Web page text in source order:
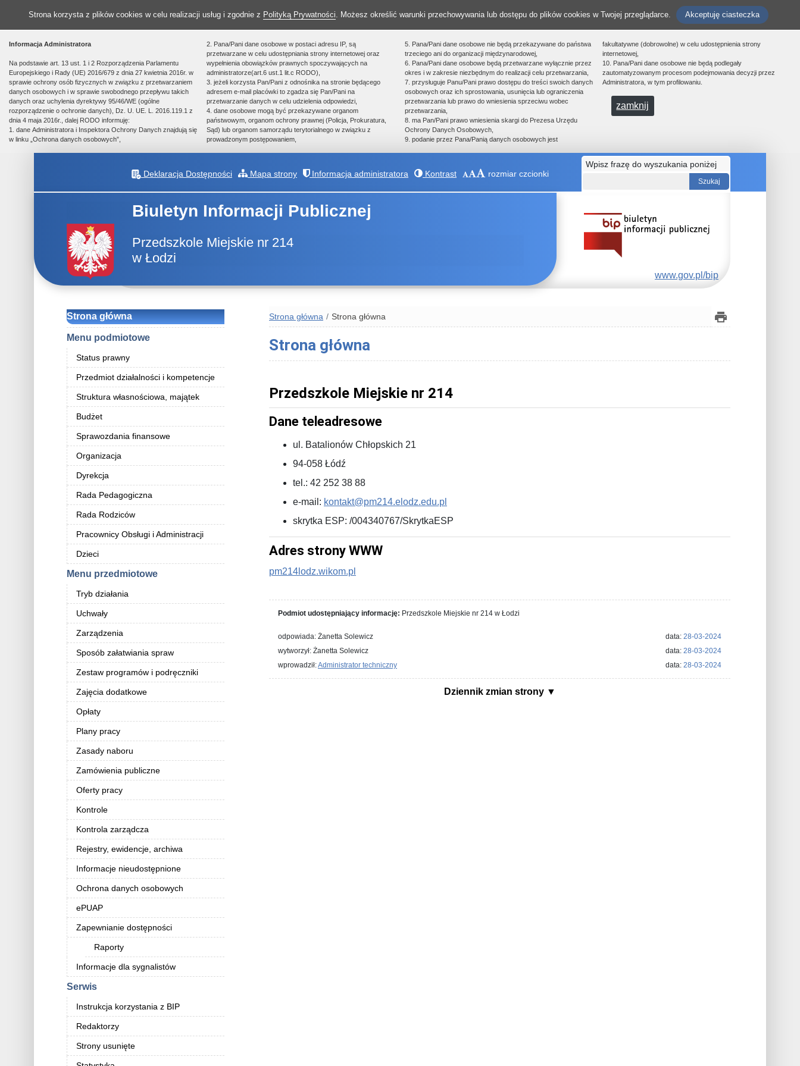
Strona korzysta z plików cookies w celu realizacji usług i zgodnie z Polityką Prywatności. Możesz określić warunki przechowywania lub dostępu do plików cookies w Twojej przeglądarce. Akceptuję ciasteczka
Informacja Administratora
Na podstawie art. 13 ust. 1 i 2 Rozporządzenia Parlamentu
Europejskiego i Rady (UE) 2016/679 z dnia 27 kwietnia 2016r. w
sprawie ochrony osób fizycznych w związku z przetwarzaniem
danych osobowych i w sprawie swobodnego przepływu takich
danych oraz uchylenia dyrektywy 95/46/WE (ogólne
rozporządzenie o ochronie danych), Dz. U. UE. L. 2016.119.1 z
dnia 4 maja 2016r., dalej RODO informuję:
1. dane Administratora i Inspektora Ochrony Danych znajdują się
w linku „Ochrona danych osobowych”,
2. Pana/Pani dane osobowe w postaci adresu IP, są
przetwarzane w celu udostępniania strony internetowej oraz
wypełnienia obowiązków prawnych spoczywających na
administratorze(art.6 ust.1 lit.c RODO),
3. jeżeli korzysta Pan/Pani z odnośnika na stronie będącego
adresem e-mail placówki to zgadza się Pan/Pani na
przetwarzanie danych w celu udzielenia odpowiedzi,
4. dane osobowe mogą być przekazywane organom
państwowym, organom ochrony prawnej (Policja, Prokuratura,
Sąd) lub organom samorządu terytorialnego w związku z
prowadzonym postępowaniem,
5. Pana/Pani dane osobowe nie będą przekazywane do państwa
trzeciego ani do organizacji międzynarodowej,
6. Pana/Pani dane osobowe będą przetwarzane wyłącznie przez
okres i w zakresie niezbędnym do realizacji celu przetwarzania,
7. przysługuje Panu/Pani prawo dostępu do treści swoich danych
osobowych oraz ich sprostowania, usunięcia lub ograniczenia
przetwarzania lub prawo do wniesienia sprzeciwu wobec
przetwarzania,
8. ma Pan/Pani prawo wniesienia skargi do Prezesa Urzędu
Ochrony Danych Osobowych,
9. podanie przez Pana/Panią danych osobowych jest
fakultatywne (dobrowolne) w celu udostępnienia strony
internetowej,
10. Pana/Pani dane osobowe nie będą podlegały
zautomatyzowanym procesom podejmowania decyzji przez
Administratora, w tym profilowaniu.
zamknij
Deklaracja Dostępności Mapa strony Informacja administratora Kontrast rozmiar czcionki
Wpisz frazę do wyszukania poniżej
Biuletyn Informacji Publicznej
Przedszkole Miejskie nr 214
w Łodzi
www.gov.pl/bip
Strona główna
Menu podmiotowe
Status prawny
Przedmiot działalności i kompetencje
Struktura własnościowa, majątek
Budżet
Sprawozdania finansowe
Organizacja
Dyrekcja
Rada Pedagogiczna
Rada Rodziców
Pracownicy Obsługi i Administracji
Dzieci
Menu przedmiotowe
Tryb działania
Uchwały
Zarządzenia
Sposób załatwiania spraw
Zestaw programów i podręczniki
Zajęcia dodatkowe
Opłaty
Plany pracy
Zasady naboru
Zamówienia publiczne
Oferty pracy
Kontrole
Kontrola zarządcza
Rejestry, ewidencje, archiwa
Informacje nieudostępnione
Ochrona danych osobowych
ePUAP
Zapewnianie dostępności
Raporty
Informacje dla sygnalistów
Serwis
Instrukcja korzystania z BIP
Redaktorzy
Strony usunięte
Strona główna Strona główna
Strona główna
Przedszkole Miejskie nr 214
Dane teleadresowe
ul. Batalionów Chłopskich 21
94-058 Łódź
tel.: 42 252 38 88
e-mail: kontakt@pm214.elodz.edu.pl
skrytka ESP: /004340767/SkrytkaESP
Adres strony WWW
pm214lodz.wikom.pl
Podmiot udostępniający informację: Przedszkole Miejskie nr 214 w Łodzi
odpowiada: Żanetta Solewicz data: 28-03-2024
wytworzył: Żanetta Solewicz
data: 28-03-2024
wprowadził:Administrator techniczny data: 28-03-2024
Dziennik zmian strony